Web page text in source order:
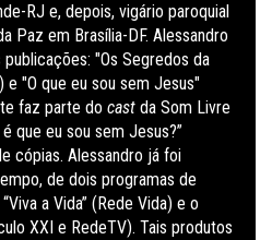
RJ e, depois, vigário paroquial
Paz em Brasília-DF. Alessandro
"Os Segredos da
e "O que eu sou sem Jesus"
faz parte do cast da Som Livre
que eu sou sem Jesus?”
cópias. Alessandro já foi
de dois programas de
a Vida” (Rede Vida) e o
XXI e RedeTV). Tais produtos